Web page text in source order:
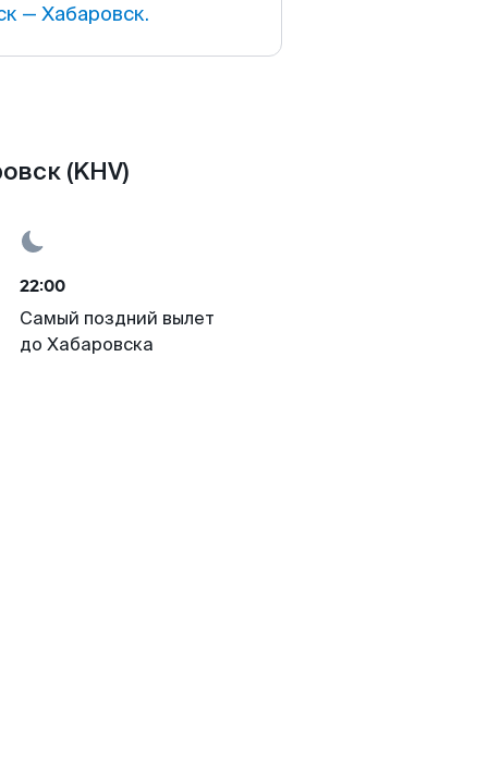
— Хабаровск.
(KHV)
22:00
Самый поздний вылет
до Хабаровска